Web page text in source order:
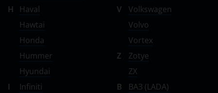
H
Haval
Hawtai
Honda
Hummer
Hyundai
I
Infiniti
V
Volkswagen
Volvo
Vortex
Z
Zotye
ZX
В
ВАЗ (LADA)